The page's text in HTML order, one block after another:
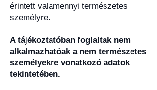
érintett valamennyi természetes
személyre.
A tájékoztatóban foglaltak nem
alkalmazhatóak a nem természetes
személyekre vonatkozó adatok
tekintetében.